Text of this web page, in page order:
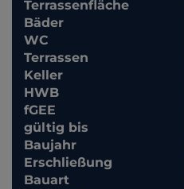
Terrassenfläche
Bäder
WC
Terrassen
Keller
HWB
fGEE
gültig bis
Baujahr
Erschließung
Bauart